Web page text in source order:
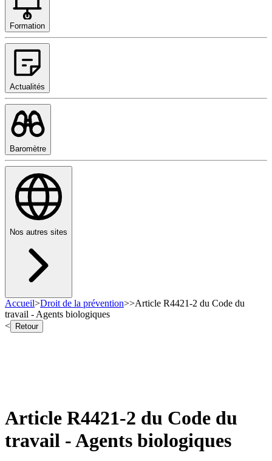
Formation
Actualités
Baromètre
Nos autres sites
Accueil>Droit de la prévention>>Article R4421-2 du Code du
travail - Agents biologiques
<
Retour
Article R4421-2 du Code du
travail - Agents biologiques